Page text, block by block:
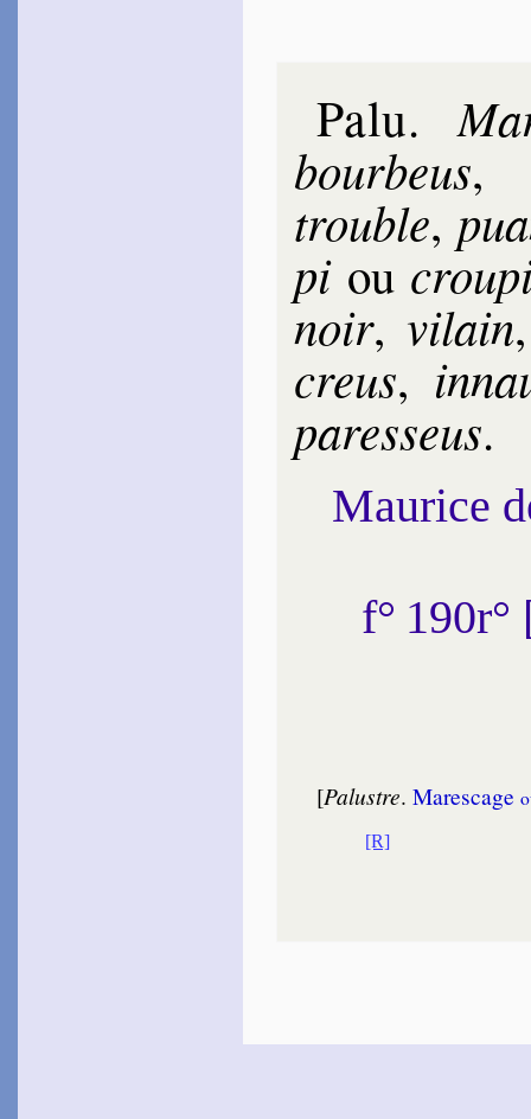
Palu.
bour­beus
trouble,
piou
noir, vi­lain
creus,
pa­res­seus.
Maurice
f°
[Palustre.Mares­cage
[R]